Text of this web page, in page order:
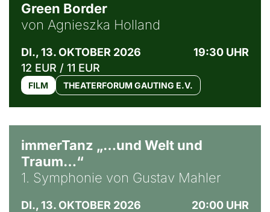
Green Border
von Agnieszka Holland
DI., 13. OKTOBER 2026
19:30 UHR
12 EUR / 11 EUR
FILM THEATERFORUM GAUTING E.V.
immerTanz „…und Welt und
Traum…“
1. Symphonie von Gustav Mahler
DI., 13. OKTOBER 2026
20:00 UHR